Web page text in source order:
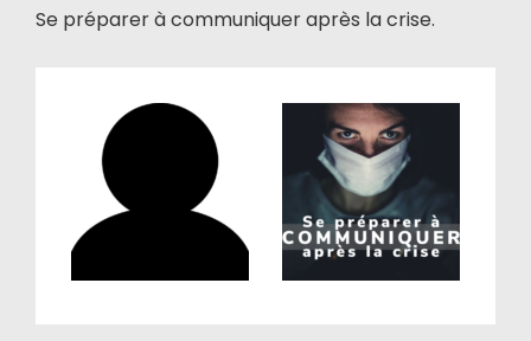
Se préparer à communiquer après la crise.